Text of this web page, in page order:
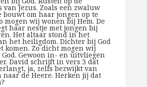
van Jezus. Zoals een zwaluw
bouwt om haar jongen op te
mogen wij wonen bij Hem. De
haar nestje met jongen bij
Het altaar stond in het
het heiligdom. Dichter bij God
komen. Zo dicht mogen wij
Gewoon in- en uitvliegen
David schrijft in vers 3 dat
ja, zelfs bezwijkt van
naar de Heere. Herken jij dat